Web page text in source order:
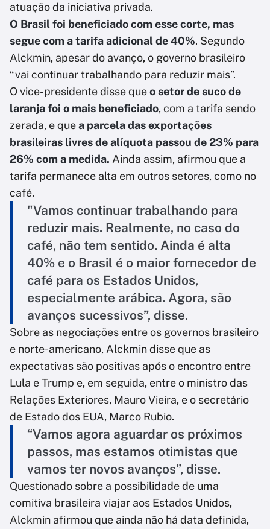
atuação da iniciativa privada.
O Brasil foi beneficiado com esse corte, mas
segue com a tarifa adicional de 40%. Segundo
Alckmin, apesar do avanço, o governo brasileiro
“vai continuar trabalhando para reduzir mais”.
O vice-presidente disse queo setor de suco de
laranja foi o mais beneficiado, com a tarifa sendo
zerada, e quea parcela das exportações
brasileiras livres de alíquota passou de 23% para
26% com a medida. Ainda assim, afirmou que a
tarifa permanece alta em outros setores, como no
café.
"Vamos continuar trabalhando para
reduzir mais. Realmente, no caso do
café, não tem sentido. Ainda é alta
40% e o Brasil é o maior fornecedor de
café para os Estados Unidos,
especialmente arábica. Agora, são
avanços sucessivos”, disse.
Sobre as negociações entre os governos brasileiro
e norte-americano, Alckmin disse que as
expectativas são positivas após o encontro entre
Lula e Trump e, em seguida, entre o ministro das
Relações Exteriores, Mauro Vieira, e o secretário
de Estado dos EUA, Marco Rubio.
“Vamos agora aguardar os próximos
passos, mas estamos otimistas que
vamos ter novos avanços”, disse.
Questionado sobre a possibilidade de uma
comitiva brasileira viajar aos Estados Unidos,
Alckmin afirmou que ainda não há data definida,